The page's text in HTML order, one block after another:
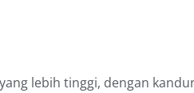
lebih tinggi, dengan